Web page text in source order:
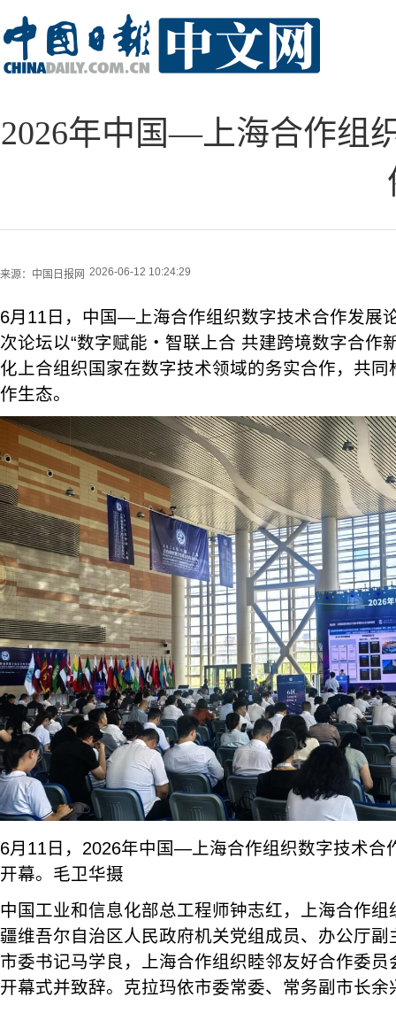
2026年中国—上海合作组
来源： 中国日报网 2026-06-12 10:24:29
6月11日，中国—上海合作组织数字技术合作发展
次论坛以“数字赋能・智联上合 共建跨境数字合作
化上合组织国家在数字技术领域的务实合作，共
作生态。
6月11日，2026年中国—上海合作组织数字技术合
开幕。毛卫华摄
中国工业和信息化部总工程师钟志红，上海合作
疆维吾尔自治区人民政府机关党组成员、办公厅
市委书记马学良，上海合作组织睦邻友好合作委
开幕式并致辞。克拉玛依市委常委、常务副市长余